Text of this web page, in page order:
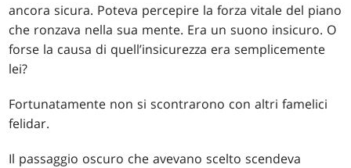
ancora sicura. Poteva percepire la forza vitale del piano
che ronzava nella sua mente. Era un suono insicuro. O
forse la causa di quell’insicurezza era semplicemente
lei?
Fortunatamente non si scontrarono con altri famelici
felidar.
Il passaggio oscuro che avevano scelto scendeva